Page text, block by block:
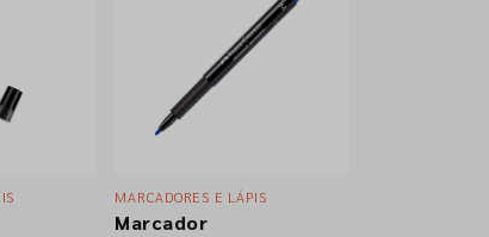
MARCADORES E LÁPIS
Marcador